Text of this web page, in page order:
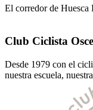
El corredor de Huesca
Club Ciclista
Desde 1979 con el
nuestra escuela,